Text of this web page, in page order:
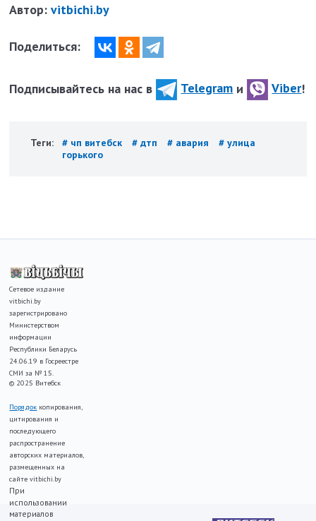
Автор:vitbichi.by
Поделиться:
Подписывайтесь на нас в Telegram и Viber!
Теги: # чп витебск # дтп # авария
# улица
горького
Сетевое издание
vitbichi.by
зарегистрировано
Министерством
информации
Республики Беларусь
24.06.19 в Госреестре
СМИ за № 15.
© 2025 Витебск
Порядок копирования,
цитирования и
последующего
распространение
авторских материалов,
размещенных на
сайте vitbichi.by
При
использовании
материалов